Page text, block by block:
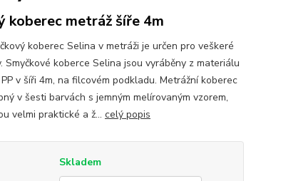
koberec metráž šíře 4m
koberec Selina v metráži je určen pro veškeré
Smyčkové koberce Selina jsou vyráběny z materiálu
v šíři 4m, na filcovém podkladu. Metrážní koberec
v šesti barvách s jemným melírovaným vzorem,
velmi praktické a ž... celý popis
Skladem